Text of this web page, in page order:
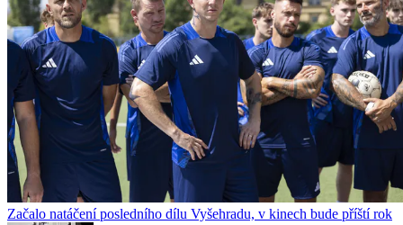
Začalo natáčení posledního dílu Vyšehradu, v kinech bude příští rok